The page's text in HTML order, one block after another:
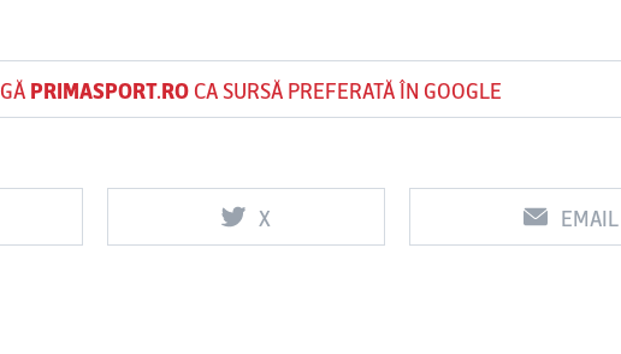
PRIMASPORT.ROCA SURSĂ PREFERATĂ ÎN GOOGLE
X EMAIL